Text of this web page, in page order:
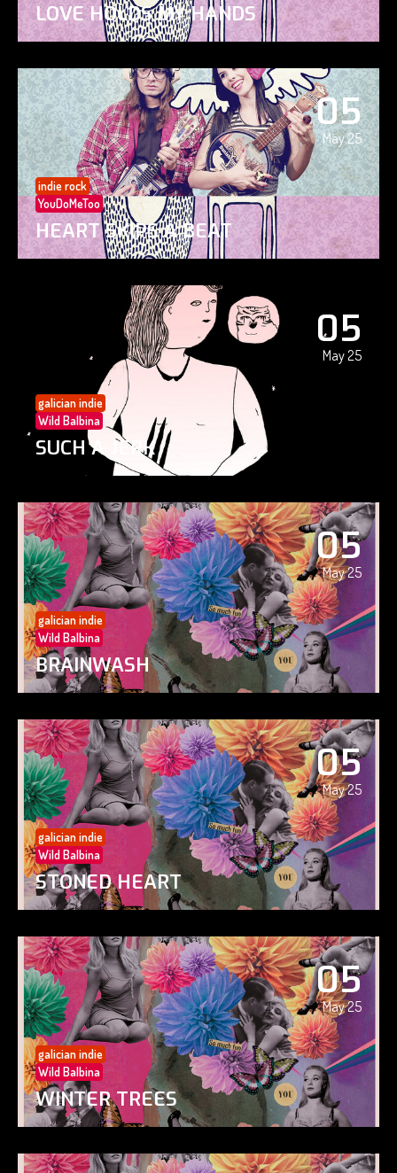
LOVE HOLDS MY HANDS
05
May 25
indie rock
YouDoMeToo
HEART SKIPS A BEAT
05
May 25
galician indie
Wild Balbina
SUCH A JERK
05
May 25
galician indie
Wild Balbina
BRAINWASH
05
May 25
galician indie
Wild Balbina
STONED HEART
05
May 25
galician indie
Wild Balbina
WINTER TREES